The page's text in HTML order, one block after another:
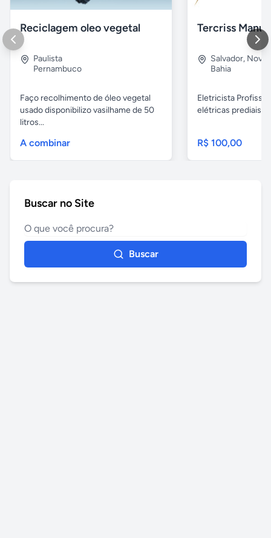
Reciclagem oleo vegetal
Paulista
Pernambuco
Faço recolhimento de óleo vegetal
usado disponibilizo vasilhame de 50
litros...
A combinar
Salvador, Nova
Bahia
Eletricista
elétricas prediais e
R$ 100,00
Buscar no Site
Buscar